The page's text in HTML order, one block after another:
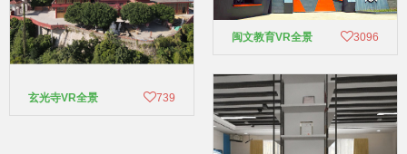
玄光寺VR全景 739
闽文教育VR全景 3096